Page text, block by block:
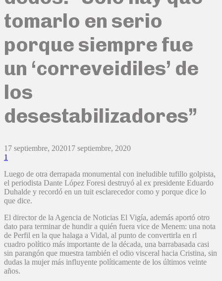
tomarlo en serio
porque siempre fue
un ‘correveidiles’ de
los
desestabilizadores”
17 septiembre, 202017 septiembre, 2020
1
Luego de otra derrapada monumental con ineludible tufillo golpista,
el periodista Dante López Foresi destruyó al ex presidente Eduardo
Duhalde y recordó en un tuit esclarecedor como y porque dice lo
que dice.
El director de la Agencia de Noticias El Vigía, además aportó otro
dato para terminar de hundir a quién fuera vice de Menem: una nota
de Perfil en la que halaga a Vidal, al punto de convertirla en rl
cuadro político más importante de la década, una barrabasada casi
sin parangón que muestra también el odio visceral hacia Cristina, sin
dudas la mujer más influyente políticamente de los últimos veinte
años.